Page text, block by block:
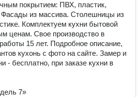
покрытием: ПВХ, пластик,
из массива. Столешницы из
Комплектуем кухни бытовой
ценам. Свое производство в
15 лет. Подробное описание,
кухонь с фото на сайте. Замер и
- бесплатно, при заказе кухни в
7»